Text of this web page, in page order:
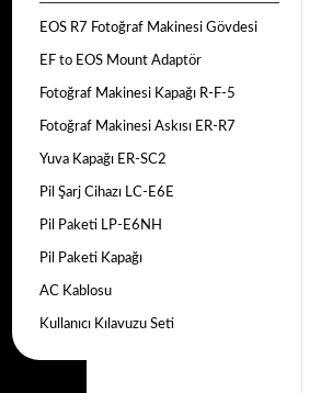
EOS R7 Fotoğraf Makinesi Gövdesi
EF to EOS Mount Adaptör
Fotoğraf Makinesi Kapağı R-F-5
Fotoğraf Makinesi Askısı ER-R7
Yuva Kapağı ER-SC2
Pil Şarj Cihazı LC-E6E
Pil Paketi LP-E6NH
Pil Paketi Kapağı
AC Kablosu
Kullanıcı Kılavuzu Seti